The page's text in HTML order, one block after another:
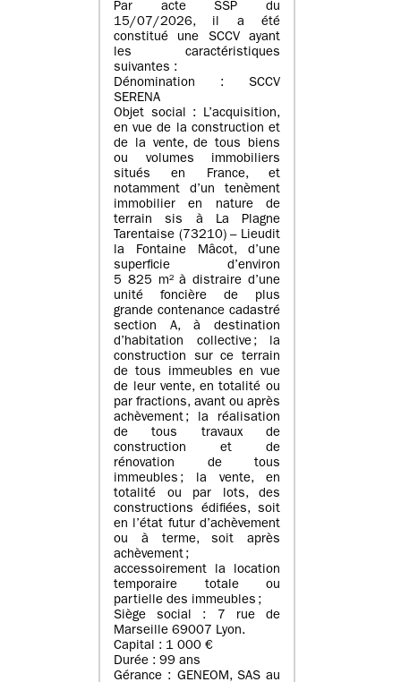
Par acte SSP du
15/07/2026, il a été
constitué une SCCV ayant
les caractéristiques
suivantes :
Dénomination : SCCV
SERENA
Objet social : L’acquisition,
en vue de la construction et
de la vente, de tous biens
ou volumes immobiliers
situés en France, et
notamment d’un tenèment
immobilier en nature de
terrain sis à La Plagne
Tarentaise (73210) – Lieudit
la Fontaine Mâcot, d’une
superficie d’environ
5 825 m² à distraire d’une
unité foncière de plus
grande contenance cadastré
section A, à destination
d’habitation collective ; la
construction sur ce terrain
de tous immeubles en vue
de leur vente, en totalité ou
par fractions, avant ou après
achèvement ; la réalisation
de tous travaux de
construction et de
rénovation de tous
immeubles ; la vente, en
totalité ou par lots, des
constructions édifiées, soit
en l’état futur d’achèvement
ou à terme, soit après
achèvement ;
accessoirement la location
temporaire totale ou
partielle des immeubles ;
Siège social : 7 rue de
Marseille 69007 Lyon.
Capital : 1 000 €
Durée : 99 ans
Gérance : GENEOM, SAS au